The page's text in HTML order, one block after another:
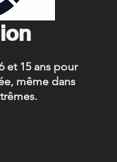
et 15 ans pour
même dans